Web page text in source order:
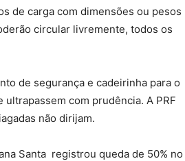
de carga com dimensões ou pesos
circular livremente, todos os
de segurança e cadeirinha para o
com prudência. A PRF
não dirijam.
Santa registrou queda de 50% no